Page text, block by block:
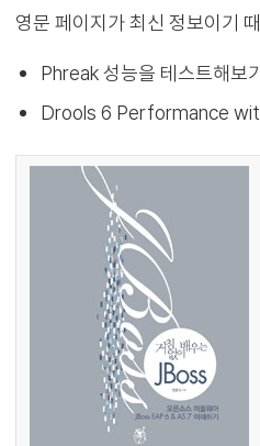
영문 페이지가 최신 정보이기
Phreak 성능을 테스트해보
Drools 6 Performance